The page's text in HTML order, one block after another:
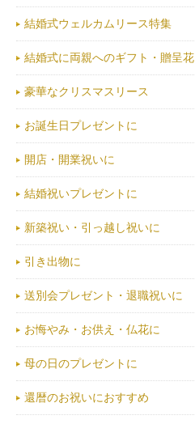
結婚式ウェルカムリース特集
結婚式に両親へのギフト・贈呈花
豪華なクリスマスリース
お誕生日プレゼントに
開店・開業祝いに
結婚祝いプレゼントに
新築祝い・引っ越し祝いに
引き出物に
送別会プレゼント・退職祝いに
お悔やみ・お供え・仏花に
母の日のプレゼントに
還暦のお祝いにおすすめ